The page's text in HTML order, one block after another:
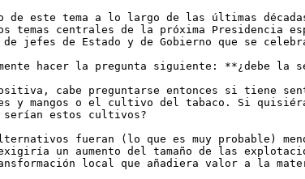
de este tema a lo largo de las últimas
temas centrales de la próxima Presidencia
jefes de Estado y de Gobierno que se
hacer la pregunta siguiente: **¿debe
cabe preguntarse entonces si tiene
y mangos o el cultivo del tabaco. Si
estos cultivos?
fueran (lo que es muy probable)
un aumento del tamaño de las
local que añadiera valor a la